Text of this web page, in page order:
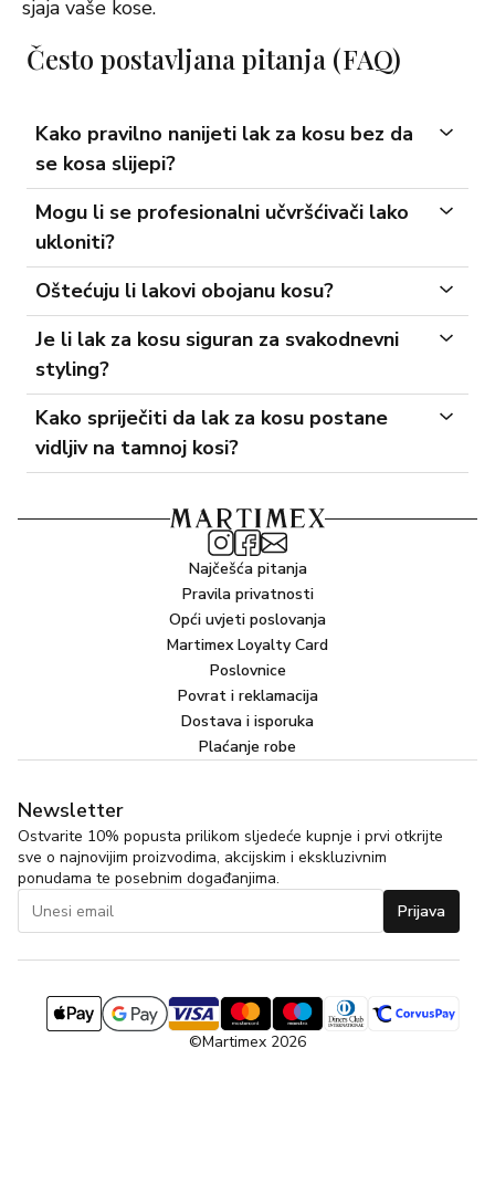
sjaja vaše kose.
Često postavljana pitanja (FAQ)
Kako pravilno nanijeti lak za kosu bez da
se kosa slijepi?
Mogu li se profesionalni učvršćivači lako
ukloniti?
Oštećuju li lakovi obojanu kosu?
Je li lak za kosu siguran za svakodnevni
styling?
Kako spriječiti da lak za kosu postane
vidljiv na tamnoj kosi?
Najčešća pitanja
Pravila privatnosti
Opći uvjeti poslovanja
Martimex Loyalty Card
Poslovnice
Povrat i reklamacija
Dostava i isporuka
Plaćanje robe
Newsletter
Ostvarite 10% popusta prilikom sljedeće kupnje i prvi otkrijte
sve o najnovijim proizvodima, akcijskim i ekskluzivnim
ponudama te posebnim događanjima.
Prijava
©Martimex 2026